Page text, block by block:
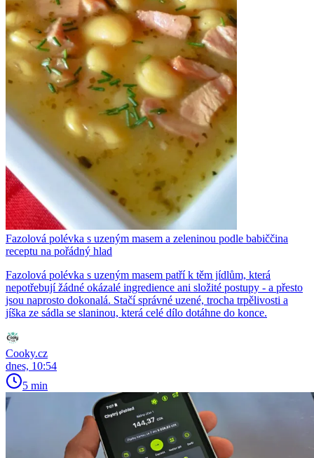
Fazolová polévka s uzeným masem a zeleninou podle babiččina
receptu na pořádný hlad
Fazolová polévka s uzeným masem patří k těm jídlům, která
nepotřebují žádné okázalé ingredience ani složité postupy - a přesto
jsou naprosto dokonalá. Stačí správné uzené, trocha trpělivosti a
jíška ze sádla se slaninou, která celé dílo dotáhne do konce.
Cooky.cz
dnes, 10:54
5 min